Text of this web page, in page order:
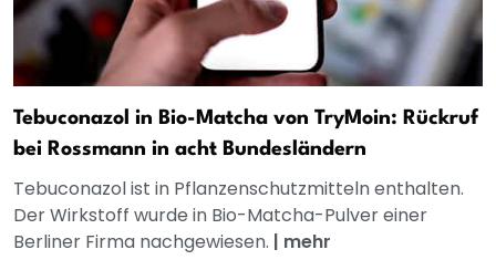
Tebuconazol in Bio-Matcha von TryMoin: Rückruf
bei Rossmann in acht Bundesländern
Tebuconazol ist in Pflanzenschutzmitteln enthalten.
Der Wirkstoff wurde in Bio-Matcha-Pulver einer
Berliner Firma nachgewiesen. | mehr